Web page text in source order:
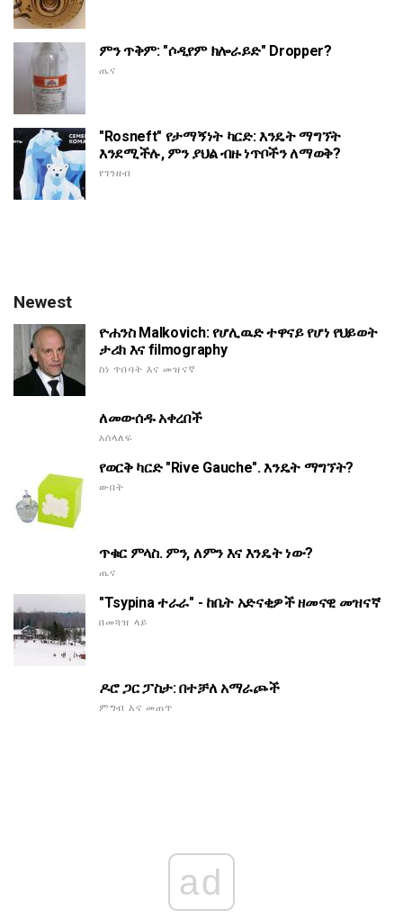
ምን ጥቅም: "ሶዲየም ክሎራይድ" Dropper?
ጤና
"Rosneft" የታማኝነት ካርድ: እንዴት ማግኘት
እንደሚችሉ, ምን ያህል ብዙ ነጥቦችን ለማወቅ?
የገንዘብ
Newest
ዮሐንስ Malkovich: የሆሊዉድ ተዋናይ የሆነ የህይወት
ታሪክ እና filmography
ስነ ጥበባት እና መዝናኛ
ለመውሰዱ አቀረበች
አሰላለፍ
የወርቅ ካርድ "Rive Gauche". እንዴት ማግኘት?
ውበት
ጥቁር ምላስ. ምን, ለምን እና እንዴት ነው?
ጤና
"Tsypina ተራራ" - ከቤት አድናቂዎች ዘመናዊ መዝናኛ
በመጓዝ ላይ
ዶሮ ጋር ፓስታ: በተቻለ አማራጮች
ምግብ እና መጠጥ
ad